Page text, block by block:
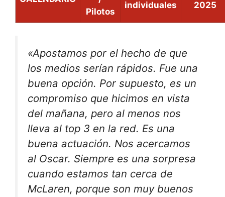
Pilotos
individuales
2025
«Apostamos por el hecho de que
los medios serían rápidos. Fue una
buena opción. Por supuesto, es un
compromiso que hicimos en vista
del mañana, pero al menos nos
lleva al top 3 en la red. Es una
buena actuación. Nos acercamos
al Oscar. Siempre es una sorpresa
cuando estamos tan cerca de
McLaren, porque son muy buenos